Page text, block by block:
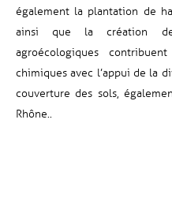
également la plantation de
ainsi que la création de
agroécologiques
chimiques avec l’appui de la
couverture des sols,
Rhône..